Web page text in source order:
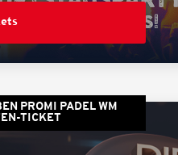
PROMI PADEL WM
TICKET